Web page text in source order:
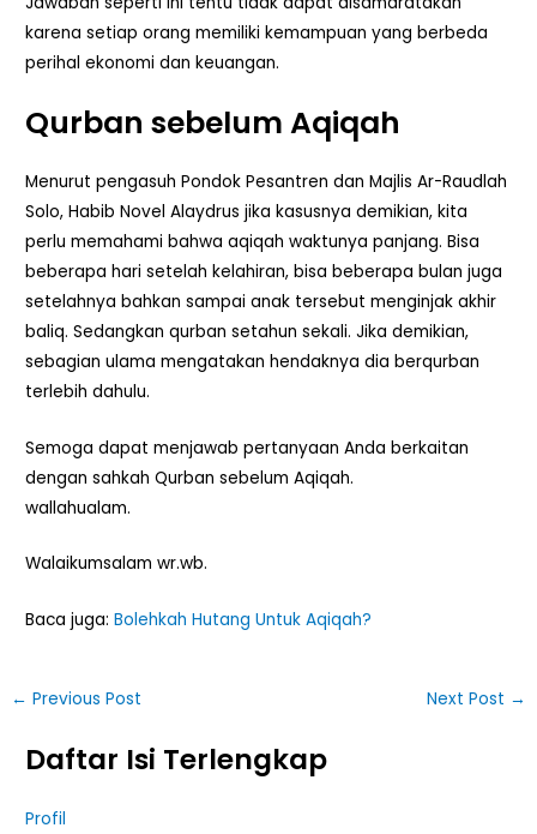
karena setiap orang memiliki kemampuan yang berbeda
perihal ekonomi dan keuangan.
Qurban sebelum Aqiqah
Menurut pengasuh Pondok Pesantren dan Majlis Ar-Raudlah
Solo, Habib Novel Alaydrus jika kasusnya demikian, kita
perlu memahami bahwa aqiqah waktunya panjang. Bisa
beberapa hari setelah kelahiran, bisa beberapa bulan juga
setelahnya bahkan sampai anak tersebut menginjak akhir
baliq. Sedangkan qurban setahun sekali. Jika demikian,
sebagian ulama mengatakan hendaknya dia berqurban
terlebih dahulu.
Semoga dapat menjawab pertanyaan Anda berkaitan
dengan sahkah Qurban sebelum Aqiqah.
wallahualam.
Walaikumsalam wr.wb.
Baca juga:Bolehkah Hutang Untuk Aqiqah?
← Previous Post Next Post →
Daftar Isi Terlengkap
Profil